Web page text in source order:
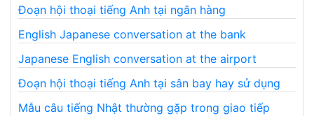
Đoạn hội thoại tiếng Anh tại ngân hàng
English Japanese conversation at the bank
Japanese English conversation at the airport
Đoạn hội thoại tiếng Anh tại sân bay hay sử dụng
Mẫu câu tiếng Nhật thường gặp trong giao tiếp